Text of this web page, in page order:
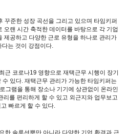
꾸준한 성장 곡선을 그리고 있으며 타임키퍼
오랜 시간 축적한 데이터를 바탕으로 각 기업
제공하고 다양한 근로 유형을 하나로 관리가
다는 것이 강점이다.
근 코로나19 영향으로 재택근무 시행이 장기
수 있다. 재택근무 관리가 가능한 타임키퍼는
그램을 통해 장소나 기기에 상관없이 온라인
리를 편리하게 할 수 있고 외근지와 업무보고
빠르게 할 수 있다.
한 솔루션뿐만 아니라 다양한 기업 환경과 근